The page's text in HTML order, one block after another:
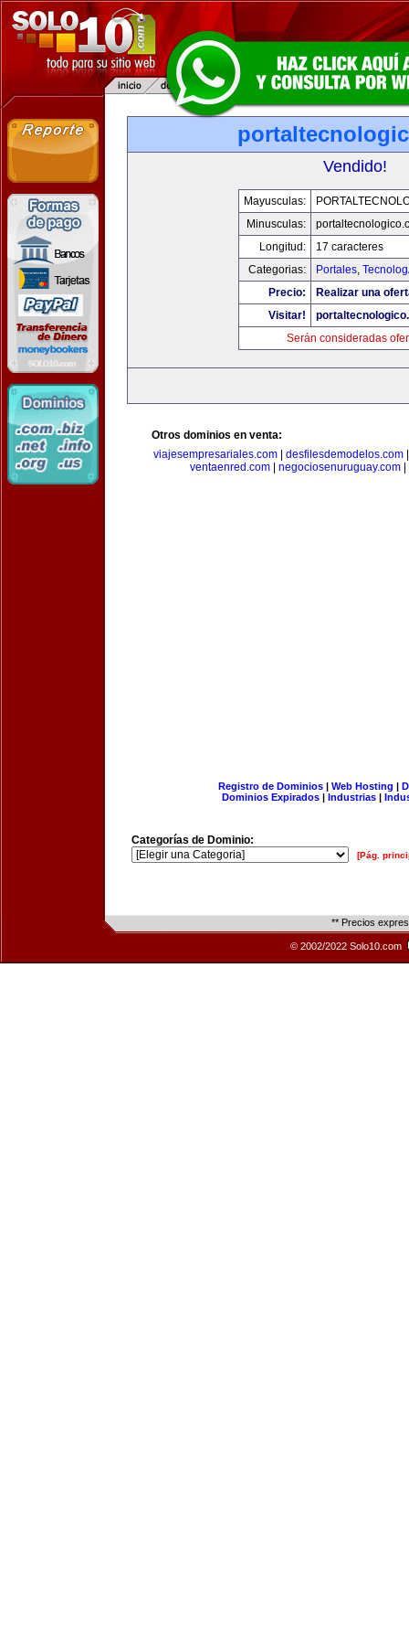
Vendido!
Mayusculas:
Minusculas:
Longitud:
17 caracteres
Categorias:
Portales,
Precio:
Realizar una
Visitar!
Serán consideradas
Otros dominios en venta:
viajesempresariales.com| desfilesdemodelos.com
ventaenred.com
negociosenuruguay.com
Registro de Dominios| Web Hosting |
Dominios Expirados | Industrias |
Categorías de Dominio:
[Pág.
** Precios
© 2002/2022 Solo10.com